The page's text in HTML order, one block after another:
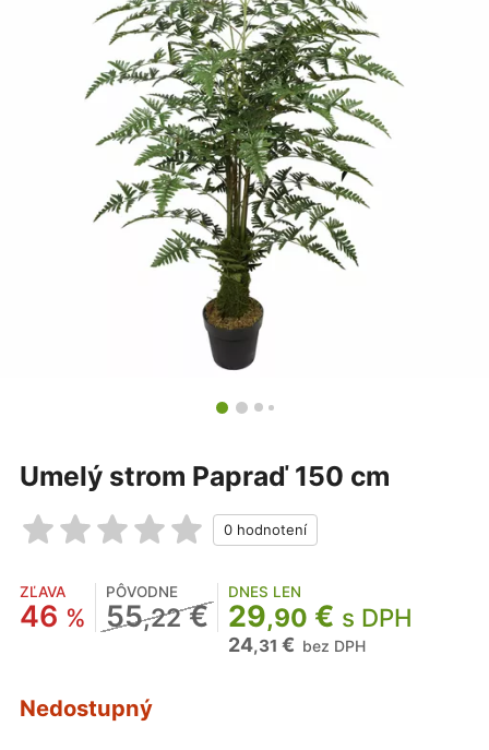
Umelý strom Papraď 150 cm
ZĽAVA
46 %
PÔVODNE
55,22€
DNES LEN
29,90 € s DPH
24,31 € bez DPH
Nedostupný